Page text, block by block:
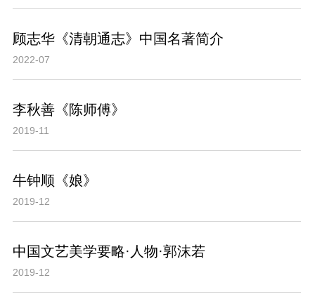
顾志华《清朝通志》中国名著简介
2022-07
李秋善《陈师傅》
2019-11
牛钟顺《娘》
2019-12
中国文艺美学要略·人物·郭沫若
2019-12